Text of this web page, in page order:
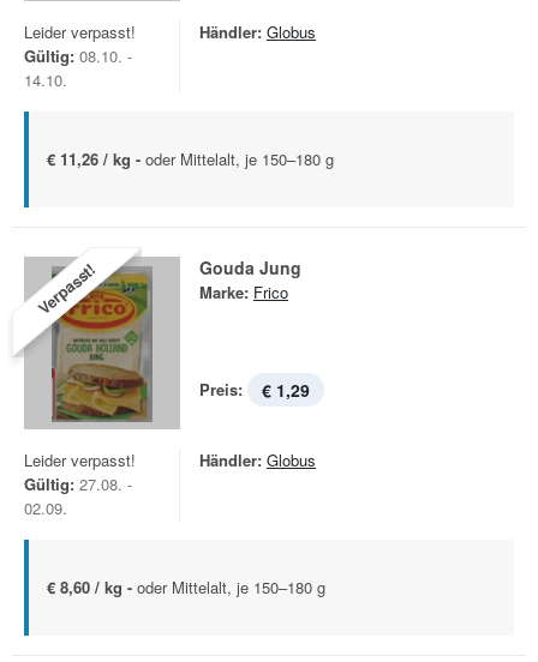
Leider verpasst!
Gültig: 08.10. -
14.10.
Händler: Globus
€ 11,26 / kg - oder Mittelalt, je 150–180 g
Verpasst! Gouda Jung
Marke: Frico
Preis: € 1,29
Leider verpasst!
Gültig: 27.08. -
02.09.
Händler: Globus
€ 8,60 / kg - oder Mittelalt, je 150–180 g